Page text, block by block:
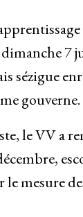
7
sézigue
gouverne.
le VV a
mesure